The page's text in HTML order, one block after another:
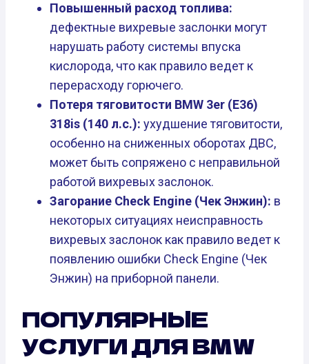
Повышенный расход топлива:
дефектные вихревые заслонки могут
нарушать работу системы впуска
кислорода, что как правило ведет к
перерасходу горючего.
Потеря тяговитости BMW 3er (E36)
318is (140 л.с.): ухудшение тяговитости,
особенно на сниженных оборотах ДВС,
может быть сопряжено с неправильной
работой вихревых заслонок.
Загорание Check Engine (Чек Энжин): в
некоторых ситуациях неисправность
вихревых заслонок как правило ведет к
появлению ошибки Check Engine (Чек
Энжин) на приборной панели.
ПОПУЛЯРНЫЕ
УСЛУГИ ДЛЯ BMW